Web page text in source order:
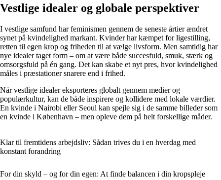
Vestlige idealer og globale perspektiver
I vestlige samfund har feminismen gennem de seneste årtier ændret
synet på kvindelighed markant. Kvinder har kæmpet for ligestilling,
retten til egen krop og friheden til at vælge livsform. Men samtidig har
nye idealer taget form – om at være både succesfuld, smuk, stærk og
omsorgsfuld på én gang. Det kan skabe et nyt pres, hvor kvindelighed
måles i præstationer snarere end i frihed.
Når vestlige idealer eksporteres globalt gennem medier og
populærkultur, kan de både inspirere og kollidere med lokale værdier.
En kvinde i Nairobi eller Seoul kan spejle sig i de samme billeder som
en kvinde i København – men opleve dem på helt forskellige måder.
Klar til fremtidens arbejdsliv: Sådan trives du i en hverdag med
konstant forandring
For din skyld – og for din egen: At finde balancen i din kropspleje